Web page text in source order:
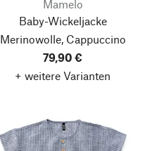
Mamelo
Baby-Wickeljacke
Merinowolle, Cappuccino
79,90 €
+ weitere Varianten